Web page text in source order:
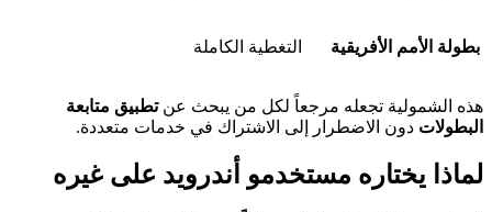
بطولة الأمم الأفريقية التغطية الكاملة
هذه الشمولية تجعله مرجعاً لكل من يبحث عنتطبيق متابعة
البطولات دون الاضطرار إلى الاشتراك في خدمات متعددة.
لماذا يختاره مستخدمو أندرويد على غيره